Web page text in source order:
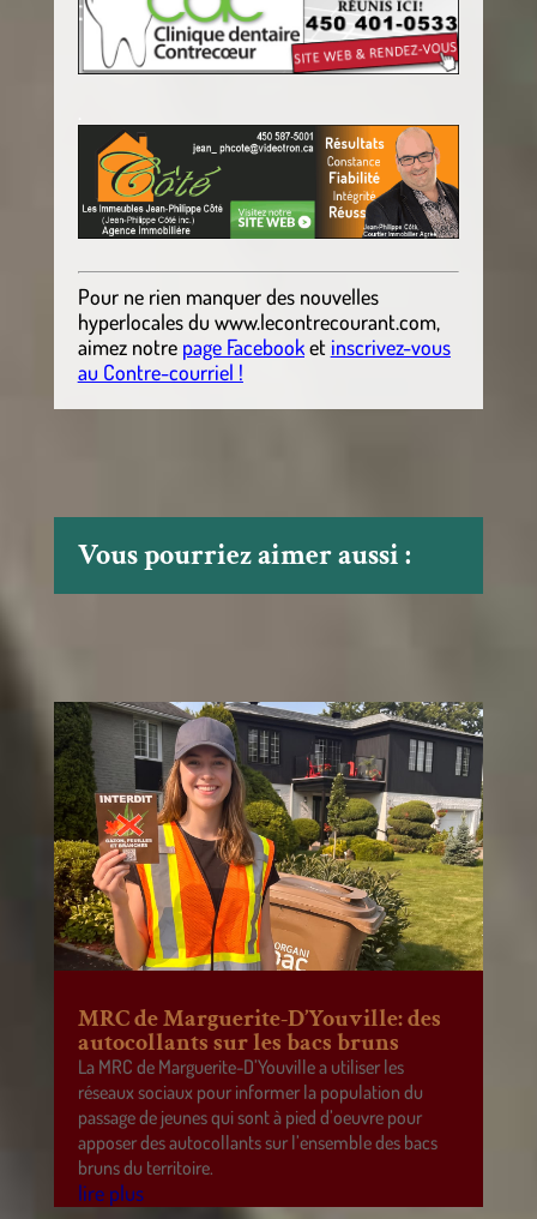
Pour ne rien manquer des nouvelles
hyperlocalesdu www.lecontrecourant.com,
aimez notre page Facebooket inscrivez-vous
au Contre-courriel !
Vous pourriez aimer aussi :
MRC de Marguerite-D’Youville: des
autocollants sur les bacs bruns
La MRC de Marguerite-D’Youville a utiliser les
réseaux sociaux pour informer la population du
passage de jeunes qui sont à pied d’oeuvre pour
apposer des autocollants sur l’ensemble des bacs
bruns du territoire.
lire plus